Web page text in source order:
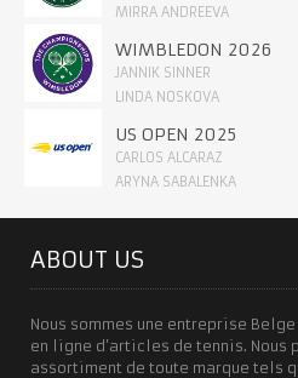
MIRRA ANDREEVA
WIMBLEDON 2026
JANNIK SINNER
LINDA NOSKOVA
US OPEN 2025
CARLOS ALCARAZ
ARYNA SABALENKA
ABOUT US
Nous sommes une entreprise
en ligne d’articles de tennis. Nous
assortiment de toute marque tels